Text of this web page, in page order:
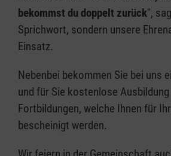
bekommst du doppelt zurück",
Sprichwort, sondern unsere
Einsatz.
Nebenbei bekommen Sie bei uns
und für Sie kostenlose
Fortbildungen, welche Ihnen für
bescheinigt werden.